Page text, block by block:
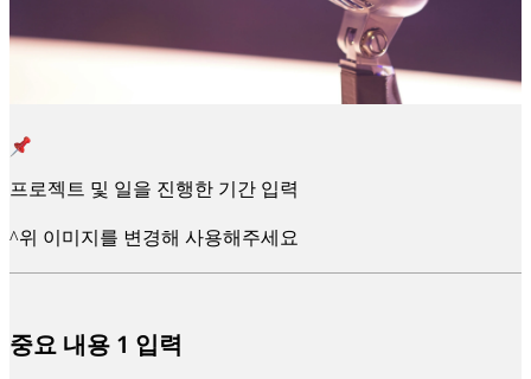
프로젝트 및 일을 진행한 기간 입력
^위 이미지를 변경해 사용해주세요
중요 내용 1 입력